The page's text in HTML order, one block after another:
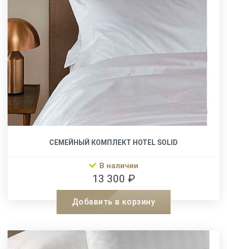
СЕМЕЙНЫЙ КОМПЛЕКТ HOTEL SOLID
В наличии
13 300 ₽
Добавить в корзину